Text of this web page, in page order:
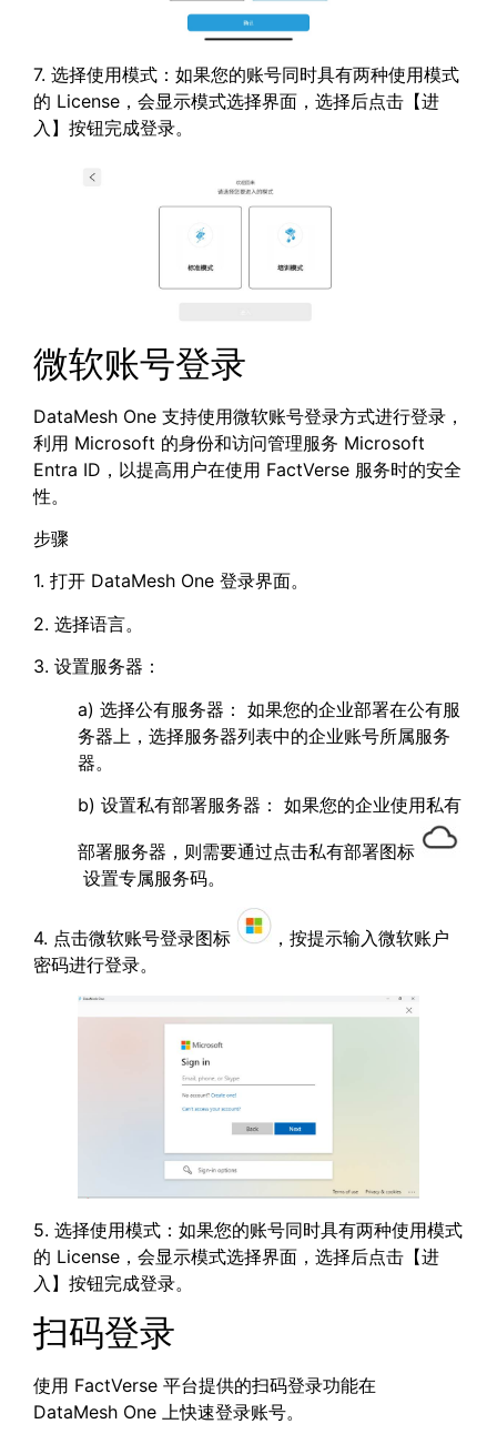
7. 选择使用模式：如果您的账号同时具有两种使用模式
的 License，会显示模式选择界面，选择后点击【进
入】按钮完成登录。
微软账号登录
DataMesh One 支持使用微软账号登录方式进行登录，
利用 Microsoft 的身份和访问管理服务 Microsoft
Entra ID，以提高用户在使用 FactVerse 服务时的安全
性。
步骤
1. 打开 DataMesh One 登录界面。
2. 选择语言。
3. 设置服务器：
a) 选择公有服务器： 如果您的企业部署在公有服
务器上，选择服务器列表中的企业账号所属服务
器。
b) 设置私有部署服务器： 如果您的企业使用私有
部署服务器，则需要通过点击私有部署图标
设置专属服务码。
4. 点击微软账号登录图标
，按提示输入微软账户
密码进行登录。
5. 选择使用模式：如果您的账号同时具有两种使用模式
的 License，会显示模式选择界面，选择后点击【进
入】按钮完成登录。
扫码登录
使用 FactVerse 平台提供的扫码登录功能在
DataMesh One 上快速登录账号。